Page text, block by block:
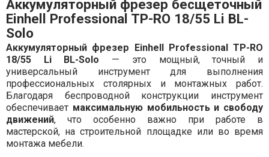
Аккумуляторный фрезер бесщеточный
Einhell Professional TP-RO 18/55 Li BL-
Solo
Аккумуляторный фрезер Einhell Professional TP-RO
18/55 Li BL-Solo — это мощный, точный и
универсальный инструмент для выполнения
профессиональных столярных и монтажных работ.
Благодаря беспроводной конструкции инструмент
обеспечивает максимальную мобильность и свободу
движений, что особенно важно при работе в
мастерской, на строительной площадке или во время
монтажа мебели.